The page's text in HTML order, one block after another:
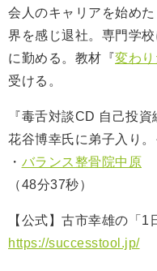
会人のキャリアを始め
界を感じ退社。専門学
に勤める。教材『変わ
受ける。
『毒舌対談CD 自己投資
花谷博幸氏に弟子入り。
・ バランス整骨院中原
（48分37秒）
【公式】古市幸雄の「
https://successtool.jp/